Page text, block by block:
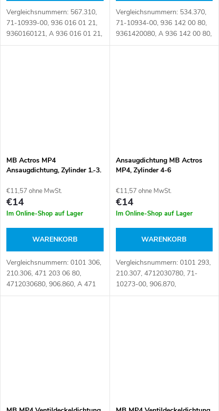
Vergleichsnummern: 567.310,
71-10939-00, 936 016 01 21,
9360160121, A 936 016 01 21,
A9360160121 Artikelnummer:
Vergleichsnummern: 534.370,
71-10934-00, 936 142 00 80,
9361420080, A 936 142 00 80,
A9361420080 Artikelnummer:
MB Actros MP4
Ansaugdichtung, Zylinder 1.-3.
€11,57 ohne MwSt.
€14
Im Online-Shop auf Lager
WARENKORB
Vergleichsnummern: 0101 306,
210.306, 471 203 06 80,
4712030680, 906.860, A 471
203 06 80, A471 203 06 80,
Ansaugdichtung MB Actros
MP4, Zylinder 4-6
€11,57 ohne MwSt.
€14
Im Online-Shop auf Lager
WARENKORB
Vergleichsnummern: 0101 293,
210.307, 4712030780, 71-
10273-00, 906.870,
A4712030780 Artikelnummer: